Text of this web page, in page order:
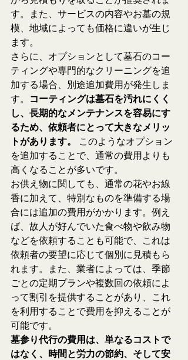
す。また、サービスの内容やお墓の規
模、地域によっても価格に違いが生じ
ます。
さらに、オプションとして墓石のコー
ティングや専門的なクリーニングを追
加する場合、別途追加費用が発生しま
す。
コーティングは墓石を汚れにくく
し、長期的なメンテナンスを容易にす
るため、依頼者にとって大きなメリッ
トがあります。
このようなオプション
を追加することで、通常の費用よりも
高くなることが多いです。
お供え物に関しても、通常の花やお線
香に加えて、特別なものを準備する場
合には追加の費用がかかります。例え
ば、故人が好んでいた食べ物や飲み物
などを依頼することも可能で、これは
依頼者の要望に応じて個別に見積もら
れます。また、業者によっては、季節
ごとの定期プランや複数回の依頼によ
って割引を提供することがあり、これ
を利用することで費用を抑えることが
可能です。
墓参り代行の費用は、単なるコストで
はなく、時間と労力の節約、そして安